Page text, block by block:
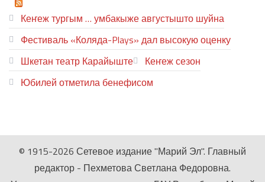
Кеҥеж тургым … умбакыже августышто шуйна
Фестиваль «Коляда-Plays» дал высокую оценку
Шкетан театр Карайыште
Кеҥеж сезон
Юбилей отметила бенефисом
© 1915-2026 Сетевое издание "Марий Эл". Главный
редактор - Пехметова Светлана Федоровна.